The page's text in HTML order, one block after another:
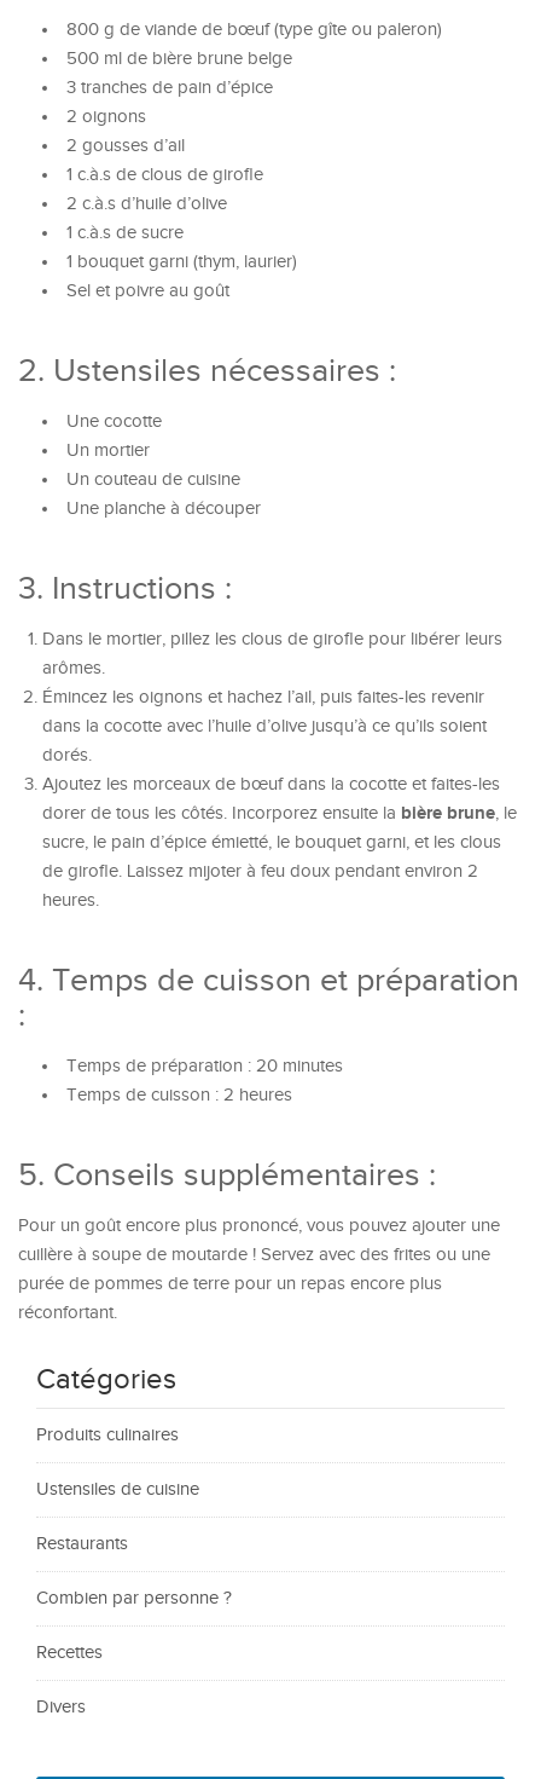
800 g de viande de bœuf (type gîte ou paleron)
500 ml de bière brune belge
3 tranches de pain d’épice
2 oignons
2 gousses d’ail
1 c.à.s de clous de girofle
2 c.à.s d’huile d’olive
1 c.à.s de sucre
1 bouquet garni (thym, laurier)
Sel et poivre au goût
2. Ustensiles nécessaires :
Une cocotte
Un mortier
Un couteau de cuisine
Une planche à découper
3. Instructions :
Dans le mortier, pillez les clous de girofle pour libérer leurs
arômes.
Émincez les oignons et hachez l’ail, puis faites-les revenir
dans la cocotte avec l’huile d’olive jusqu’à ce qu’ils soient
dorés.
Ajoutez les morceaux de bœuf dans la cocotte et faites-les
dorer de tous les côtés. Incorporez ensuite la bière brune, le
sucre, le pain d’épice émietté, le bouquet garni, et les clous
de girofle. Laissez mijoter à feu doux pendant environ 2
heures.
4. Temps de cuisson et préparation
:
Temps de préparation : 20 minutes
Temps de cuisson : 2 heures
5. Conseils supplémentaires :
Pour un goût encore plus prononcé, vous pouvez ajouter une
cuillère à soupe de moutarde ! Servez avec des frites ou une
purée de pommes de terre pour un repas encore plus
réconfortant.
Catégories
Produits culinaires
Ustensiles de cuisine
Restaurants
Combien par personne ?
Recettes
Divers